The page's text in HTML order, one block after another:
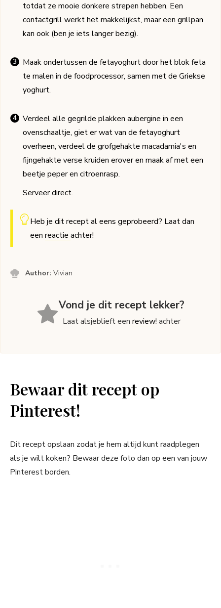
totdat ze mooie donkere strepen hebben. Een
contactgrill werkt het makkelijkst, maar een grillpan
kan ook (ben je iets langer bezig).
Maak ondertussen de fetayoghurt door het blok feta
te malen in de foodprocessor, samen met de Griekse
yoghurt.
Verdeel alle gegrilde plakken aubergine in een
ovenschaaltje, giet er wat van de fetayoghurt
overheen, verdeel de grofgehakte macadamia's en
fijngehakte verse kruiden erover en maak af met een
beetje peper en citroenrasp.
Serveer direct.
Heb je dit recept al eens geprobeerd? Laat dan
een reactie achter!
Author:Vivian
Vond je dit recept lekker?
Laat alsjeblieft eenreview! achter
Bewaar dit recept op
Pinterest!
Dit recept opslaan zodat je hem altijd kunt raadplegen
als je wilt koken? Bewaar deze foto dan op een van jouw
Pinterest borden.